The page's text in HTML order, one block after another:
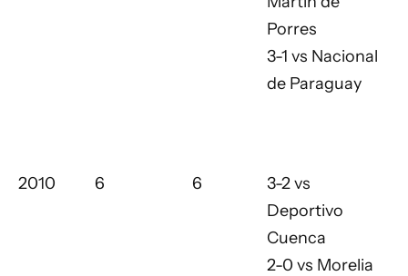
Porres
3-1 vs Nacional
de Paraguay
2010 6 6
3-2 vs
Deportivo
Cuenca
2-0 vs Morelia